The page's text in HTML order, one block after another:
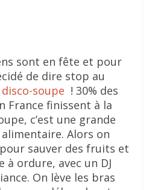
sont en fête et pour
de dire stop au
soupe ! 30% des
France finissent à la
c’est une grande
Alors on
pour sauver des fruits et
à ordure, avec un DJ
On lève les bras